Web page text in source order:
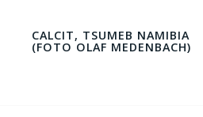
CALCIT, TSUMEB NAMIBIA
(FOTO OLAF MEDENBACH)